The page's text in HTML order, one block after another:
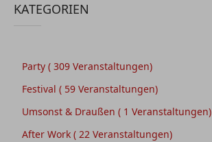
KATEGORIEN
Party ( 309 Veranstaltungen)
Festival ( 59 Veranstaltungen)
Umsonst & Draußen ( 1 Veranstaltungen)
After Work ( 22 Veranstaltungen)